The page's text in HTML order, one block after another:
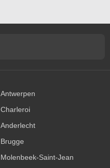
Antwerpen
Charleroi
Anderlecht
Brugge
Molenbeek-Saint-Jean